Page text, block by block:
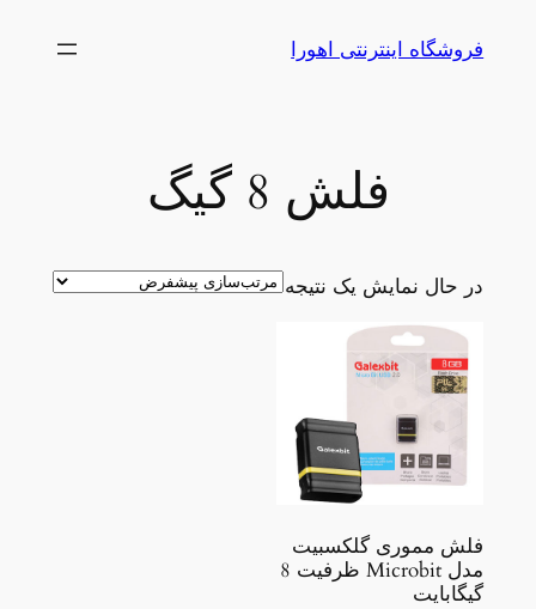
فروشگاه اینترنتی اهورا
فلش 8 گیگ
در حال نمایش یک نتیجه
فلش مموری گلکسبیت
مدل Microbit ظرفیت 8
گیگابایت